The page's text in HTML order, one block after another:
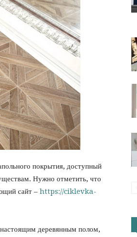
покрытия, доступный
Нужно отметить, что
сайт – https://ciklevka-
деревянным полом,